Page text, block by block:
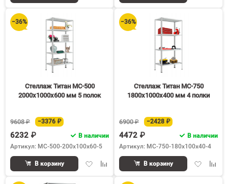
сравнению
−36%
Стеллаж Титан МС-500
2000х1000х600 мм 5 полок
9608 ₽ −3376 ₽
6232 ₽
В наличии
Артикул: МС-500-200х100х60-5
ДобавитьДобавить
сравнению
В корзину
−36%
Стеллаж Титан МС-750
1800х1000х400 мм 4 полки
6900 ₽ −2428 ₽
4472 ₽
В наличии
Артикул: МС-750-180х100х40-4
Добавить
В корзину